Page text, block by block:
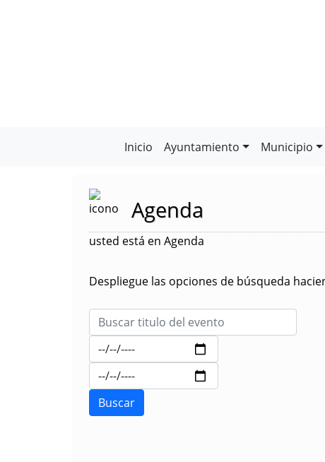
Inicio Ayuntamiento Municipio
Agenda
usted está en Agenda
Despliegue las opciones de búsqueda